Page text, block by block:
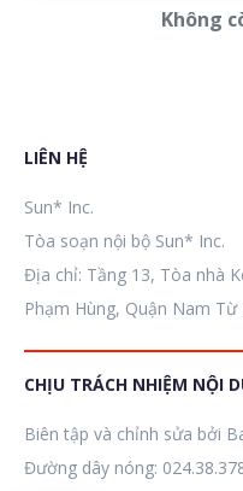
lạc bộ, hội nhóm thể
Không
LIÊN HỆ
Sun* Inc.
Tòa soạn nội bộ Sun* Inc.
Địa chỉ: Tầng 13, Tòa nhà
Phạm Hùng, Quận Nam Từ
CHỊU TRÁCH NHIỆM NỘI
Biên tập và chỉnh sửa bởi
Đường dây nóng: